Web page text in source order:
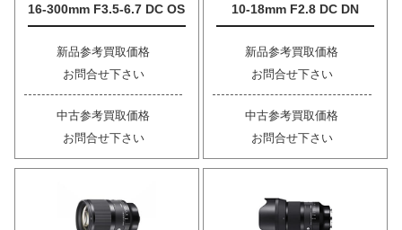
16-300mm F3.5-6.7 DC OS
新品参考買取価格
お問合せ下さい
中古参考買取価格
お問合せ下さい
10-18mm F2.8 DC DN
新品参考買取価格
お問合せ下さい
中古参考買取価格
お問合せ下さい